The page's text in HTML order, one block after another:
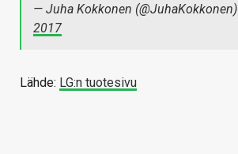
— Juha Kokkonen (@JuhaKokkonen)
2017
Lähde: LG:n tuotesivu